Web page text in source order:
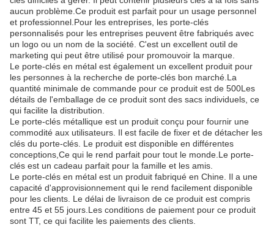
aucun problème.Ce produit est parfait pour un usage personnel
et professionnel.Pour les entreprises, les porte-clés
personnalisés pour les entreprises peuvent être fabriqués avec
un logo ou un nom de la société. C'est un excellent outil de
marketing qui peut être utilisé pour promouvoir la marque.
Le porte-clés en métal est également un excellent produit pour
les personnes à la recherche de porte-clés bon marché.La
quantité minimale de commande pour ce produit est de 500Les
détails de l'emballage de ce produit sont des sacs individuels, ce
qui facilite la distribution.
Le porte-clés métallique est un produit conçu pour fournir une
commodité aux utilisateurs. Il est facile de fixer et de détacher les
clés du porte-clés. Le produit est disponible en différentes
conceptions,Ce qui le rend parfait pour tout le monde.Le porte-
clés est un cadeau parfait pour la famille et les amis.
Le porte-clés en métal est un produit fabriqué en Chine. Il a une
capacité d'approvisionnement qui le rend facilement disponible
pour les clients. Le délai de livraison de ce produit est compris
entre 45 et 55 jours.Les conditions de paiement pour ce produit
sont TT, ce qui facilite les paiements des clients.